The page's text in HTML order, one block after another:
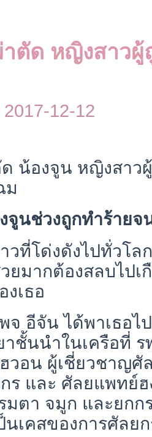
ตัด หญิงสาวผู้
2017-12-12
น้องจูน หญิงสาว
ม
จูนช่วงถูกทำร้ายจ
วที่โด่งดังไปทั่วโล
ยมากต้องสลบไปเ
เธอ
จ อีจัน ได้พาเธอ
าชั้นนำในเครือที่
วอน ผู้เชี่ยวชาญศั
ร และ ศัลยแพทย์
มตา จมูก และยกก
นเคสของการศัลย